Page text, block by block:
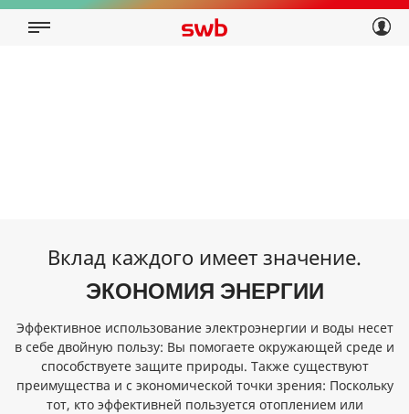
Privatkunden
Вклад каждого имеет значение.
ЭКОНОМИЯ ЭНЕРГИИ
Эффективное использование электроэнергии и воды несет
в себе двойную пользу: Вы помогаете окружающей среде и
способствуете защите природы. Также существуют
преимущества и с экономической точки зрения: Поскольку
тот, кто эффективней пользуется отоплением или